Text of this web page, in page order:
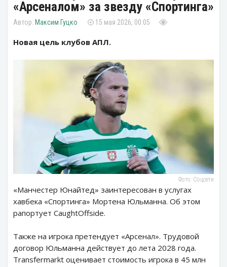
«Арсеналом» за звезду «Спортинга»
Максим Гуцко 15 мая 2026, 00:05
Новая цель клубов АПЛ.
Фото: Соцсети
«Манчестер Юнайтед» заинтересован в услугах
хавбека «Спортинга» Мортена Юльманна. Об этом
рапортует CaughtOffside.
Также на игрока претендует «Арсенал». Трудовой
договор Юльманна действует до лета 2028 года.
Transfermarkt оценивает стоимость игрока в 45 млн